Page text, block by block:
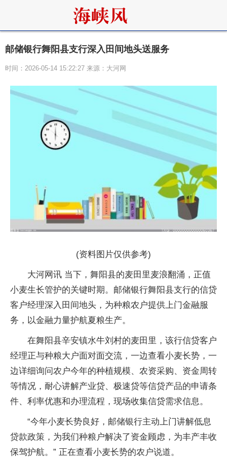
邮储银行舞阳县支行深入田间地头送服务
时间：2026-05-14 15:22:27 来源：大河网
(资料图片仅供参考)
大河网讯 当下，舞阳县的麦田里麦浪翻涌，正值
小麦生长管护的关键时期。邮储银行舞阳县支行的信贷
客户经理深入田间地头，为种粮农户提供上门金融服
务，以金融力量护航夏粮生产。
在舞阳县辛安镇水牛刘村的麦田里，该行信贷客户
经理正与种粮大户面对面交流，一边查看小麦长势，一
边详细询问农户今年的种植规模、农资采购、资金周转
等情况，耐心讲解产业贷、极速贷等信贷产品的申请条
件、利率优惠和办理流程，现场收集信贷需求信息。
“今年小麦长势良好，邮储银行主动上门讲解低息
贷款政策，为我们种粮户解决了资金顾虑，为丰产丰收
保驾护航。” 正在查看小麦长势的农户说道。